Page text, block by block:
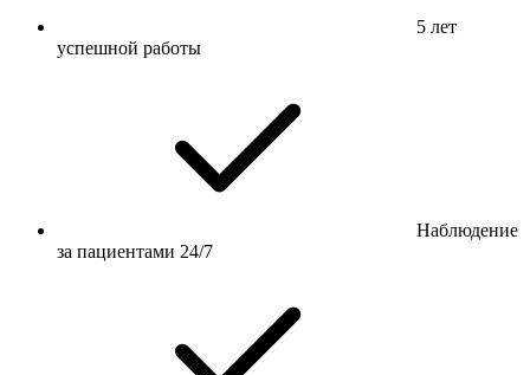
5 лет
успешной работы
Наблюдение
за пациентами 24/7